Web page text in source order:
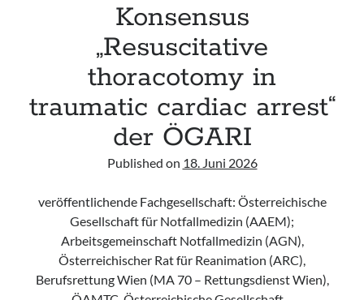
Konsensus
„Resuscitative
thoracotomy in
traumatic cardiac arrest“
der ÖGARI
Published on 18. Juni 2026
veröffentlichende Fachgesellschaft: Österreichische
Gesellschaft für Notfallmedizin (AAEM);
Arbeitsgemeinschaft Notfallmedizin (AGN),
Österreichischer Rat für Reanimation (ARC),
Berufsrettung Wien (MA 70 – Rettungsdienst Wien),